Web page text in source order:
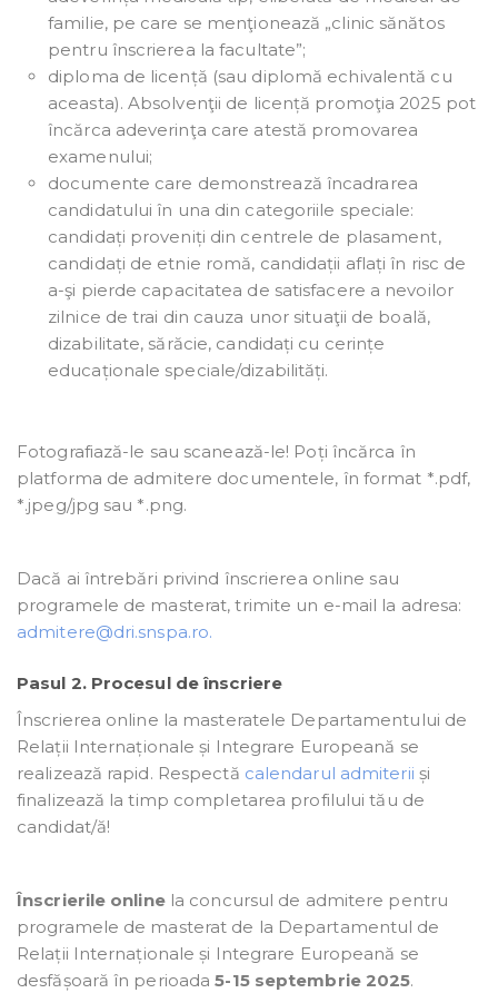
familie, pe care se menţionează „clinic sănătos
pentru înscrierea la facultate”;
diploma de licență (sau diplomă echivalentă cu
aceasta). Absolvenţii de licență promoţia 2025 pot
încărca adeverinţa care atestă promovarea
examenului;
documente care demonstrează încadrarea
candidatului în una din categoriile speciale:
candidați proveniți din centrele de plasament,
candidați de etnie romă, candidații aflați în risc de
a-şi pierde capacitatea de satisfacere a nevoilor
zilnice de trai din cauza unor situaţii de boală,
dizabilitate, sărăcie, candidați cu cerințe
educaționale speciale/dizabilități.
Fotografiază-le sau scanează-le! Poți încărca în
platforma de admitere documentele, în format *.pdf,
*.jpeg/jpg sau *.png.
Dacă ai întrebări privind înscrierea online sau
programele de masterat, trimite un e-mail la adresa:
admitere@dri.snspa.ro.
Pasul 2. Procesul de înscriere
Înscrierea online la masteratele Departamentului de
Relații Internaționale și Integrare Europeană se
realizează rapid. Respectă calendarul admiterii și
finalizează la timp completarea profilului tău de
candidat/ă!
Înscrierile onlinela concursul de admitere pentru
programele de masterat de la Departamentul de
Relații Internaționale și Integrare Europeană se
desfășoară în perioada5-15 septembrie 2025.